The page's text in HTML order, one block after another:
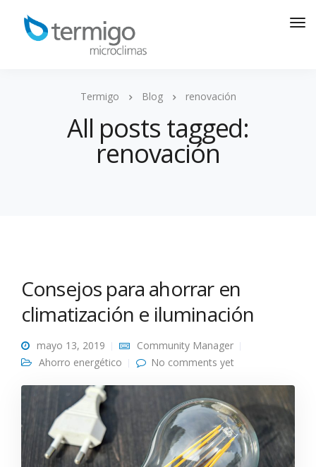
Termigo Blog renovación
All posts tagged:
renovación
Consejos para ahorrar en
climatización e iluminación
mayo 13, 2019
Community Manager
Ahorro energético
No comments yet